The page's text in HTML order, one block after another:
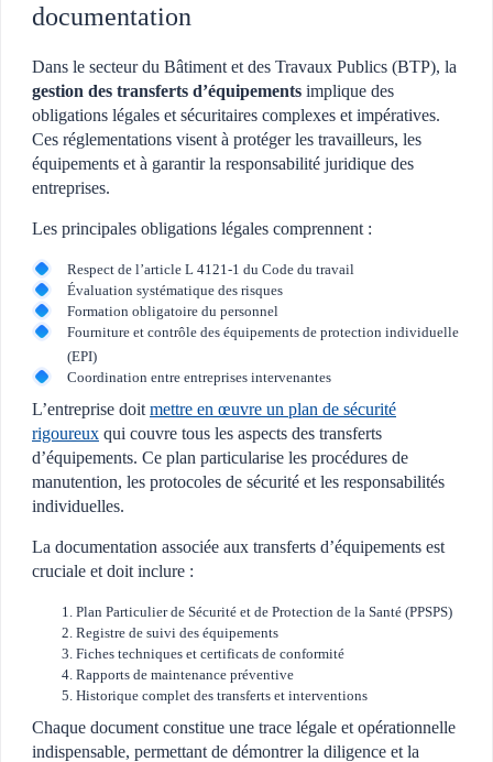
documentation
Dans le secteur du Bâtiment et des Travaux Publics (BTP), la
gestion des transferts d’équipements implique des
obligations légales et sécuritaires complexes et impératives.
Ces réglementations visent à protéger les travailleurs, les
équipements et à garantir la responsabilité juridique des
entreprises.
Les principales obligations légales comprennent :
Respect de l’article L 4121-1 du Code du travail
Évaluation systématique des risques
Formation obligatoire du personnel
Fourniture et contrôle des équipements de protection individuelle
(EPI)
Coordination entre entreprises intervenantes
L’entreprise doit mettre en œuvre un plan de sécurité
rigoureux qui couvre tous les aspects des transferts
d’équipements. Ce plan particularise les procédures de
manutention, les protocoles de sécurité et les responsabilités
individuelles.
La documentation associée aux transferts d’équipements est
cruciale et doit inclure :
Plan Particulier de Sécurité et de Protection de la Santé (PPSPS)
Registre de suivi des équipements
Fiches techniques et certificats de conformité
Rapports de maintenance préventive
Historique complet des transferts et interventions
Chaque document constitue une trace légale et opérationnelle
indispensable, permettant de démontrer la diligence et la